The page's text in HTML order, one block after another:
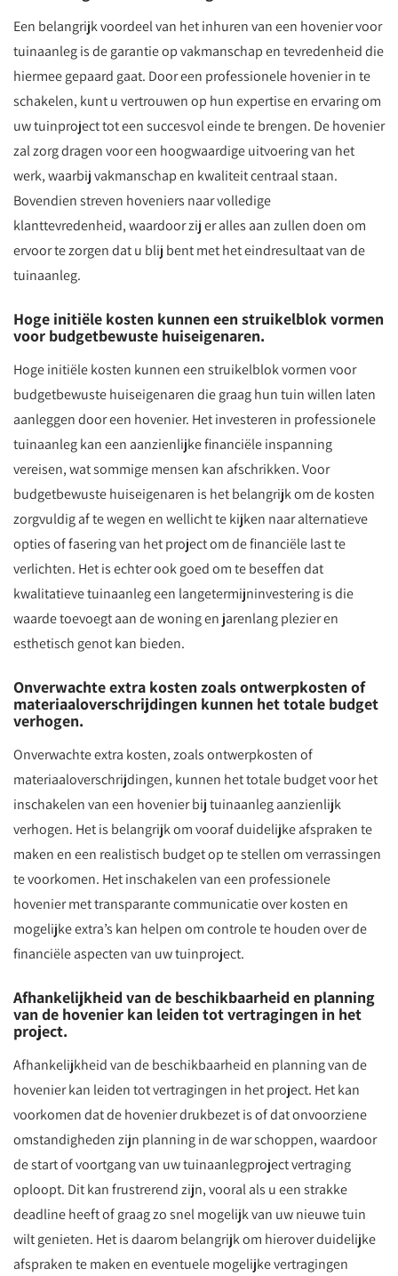
Een belangrijk voordeel van het inhuren van een hovenier voor
tuinaanleg is de garantie op vakmanschap en tevredenheid die
hiermee gepaard gaat. Door een professionele hovenier in te
schakelen, kunt u vertrouwen op hun expertise en ervaring om
uw tuinproject tot een succesvol einde te brengen. De hovenier
zal zorg dragen voor een hoogwaardige uitvoering van het
werk, waarbij vakmanschap en kwaliteit centraal staan.
Bovendien streven hoveniers naar volledige
klanttevredenheid, waardoor zij er alles aan zullen doen om
ervoor te zorgen dat u blij bent met het eindresultaat van de
tuinaanleg.
Hoge initiële kosten kunnen een struikelblok vormen
voor budgetbewuste huiseigenaren.
Hoge initiële kosten kunnen een struikelblok vormen voor
budgetbewuste huiseigenaren die graag hun tuin willen laten
aanleggen door een hovenier. Het investeren in professionele
tuinaanleg kan een aanzienlijke financiële inspanning
vereisen, wat sommige mensen kan afschrikken. Voor
budgetbewuste huiseigenaren is het belangrijk om de kosten
zorgvuldig af te wegen en wellicht te kijken naar alternatieve
opties of fasering van het project om de financiële last te
verlichten. Het is echter ook goed om te beseffen dat
kwalitatieve tuinaanleg een langetermijninvestering is die
waarde toevoegt aan de woning en jarenlang plezier en
esthetisch genot kan bieden.
Onverwachte extra kosten zoals ontwerpkosten of
materiaaloverschrijdingen kunnen het totale budget
verhogen.
Onverwachte extra kosten, zoals ontwerpkosten of
materiaaloverschrijdingen, kunnen het totale budget voor het
inschakelen van een hovenier bij tuinaanleg aanzienlijk
verhogen. Het is belangrijk om vooraf duidelijke afspraken te
maken en een realistisch budget op te stellen om verrassingen
te voorkomen. Het inschakelen van een professionele
hovenier met transparante communicatie over kosten en
mogelijke extra’s kan helpen om controle te houden over de
financiële aspecten van uw tuinproject.
Afhankelijkheid van de beschikbaarheid en planning
van de hovenier kan leiden tot vertragingen in het
project.
Afhankelijkheid van de beschikbaarheid en planning van de
hovenier kan leiden tot vertragingen in het project. Het kan
voorkomen dat de hovenier drukbezet is of dat onvoorziene
omstandigheden zijn planning in de war schoppen, waardoor
de start of voortgang van uw tuinaanlegproject vertraging
oploopt. Dit kan frustrerend zijn, vooral als u een strakke
deadline heeft of graag zo snel mogelijk van uw nieuwe tuin
wilt genieten. Het is daarom belangrijk om hierover duidelijke
afspraken te maken en eventuele mogelijke vertragingen